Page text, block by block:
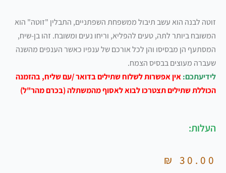
זוטה לבנה הוא עשב תיבול ממשפחת השפתניים, התבלין "זוטה" הוא
המשובח ביותר לתה, טעים להפליא, וריחו נעים ומשובח. זהו בן-שיח,
המסתעף הן מבסיסו והן לכל אורכם של ענפיו כאשר הענפים מהשנה
שעברה מעוצים בבסיס הצמח.
לידיעתכם:אין אפשרות לשלוח שתילים בדואר /עם שליח, בהזמנה
הכוללת שתילים תצטרכו לבוא לאסוף מהמשתלה (בכרם מהר"ל)
העלות:
₪ 30.00